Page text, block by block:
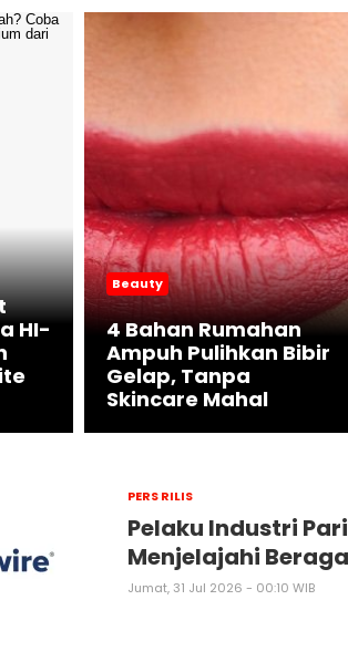
HI-
Beauty
4 Bahan Rumahan
Ampuh Pulihkan Bibir
Gelap, Tanpa
Skincare Mahal
PERS RILIS
Pelaku Industri
Menjelajahi
Jumat, 31 Jul 2026 - 00:10 WIB